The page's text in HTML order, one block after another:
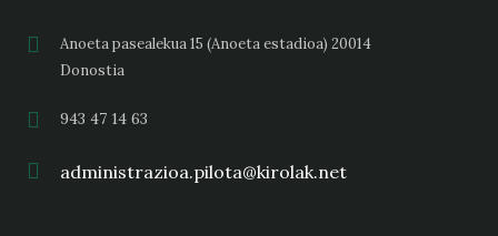
Anoeta pasealekua 15 (Anoeta estadioa) 20014
Donostia
943 47 14 63
administrazioa.pilota@kirolak.net